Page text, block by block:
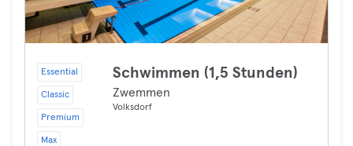
Essential
Classic
Premium
Max
Schwimmen (1,5 Stunden)
Zwemmen
Volksdorf